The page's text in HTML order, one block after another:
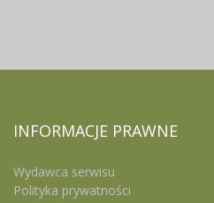
INFORMACJE PRAWNE
Wydawca serwisu
Polityka prywatności